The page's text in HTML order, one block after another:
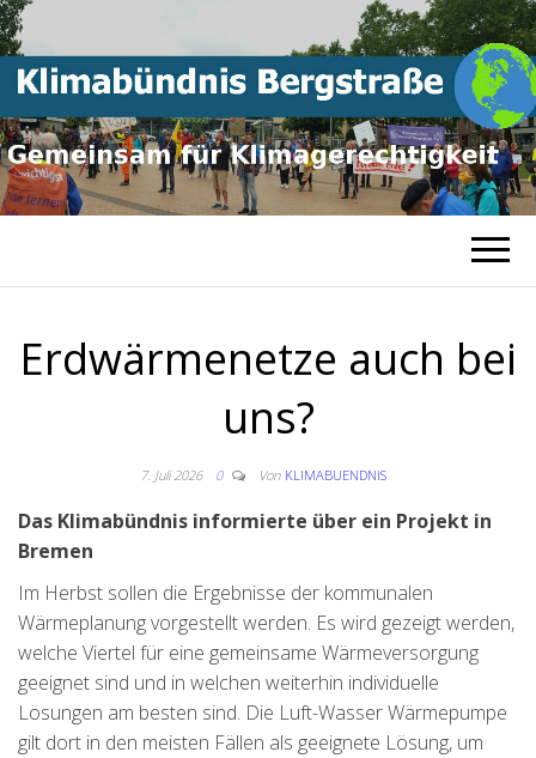
BERGSTRASSE
Gemeinsam für
Klimagerechtigkeit
Erdwärmenetze auch bei
uns?
7. Juli 2026 0 Von KLIMABUENDNIS
Das Klimabündnis informierte über ein Projekt in
Bremen
Im Herbst sollen die Ergebnisse der kommunalen
Wärmeplanung vorgestellt werden. Es wird gezeigt werden,
welche Viertel für eine gemeinsame Wärmeversorgung
geeignet sind und in welchen weiterhin individuelle
Lösungen am besten sind. Die Luft-Wasser Wärmepumpe
gilt dort in den meisten Fällen als geeignete Lösung, um